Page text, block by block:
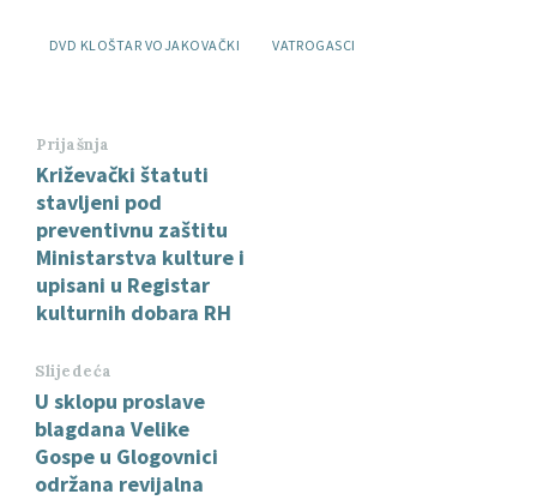
Oznake:
DVD KLOŠTAR VOJAKOVAČKI VATROGASCI
Prijašnja
Križevački štatuti
stavljeni pod
preventivnu zaštitu
Ministarstva kulture i
upisani u Registar
kulturnih dobara RH
Slijedeća
U sklopu proslave
blagdana Velike
Gospe u Glogovnici
održana revijalna